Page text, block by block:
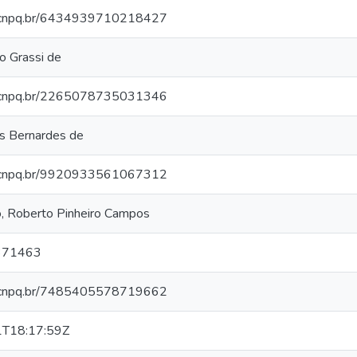
6434939710218427
Grassi de
2265078735031346
Bernardes de
9920933561067312
Roberto Pinheiro Campos
7485405578719662